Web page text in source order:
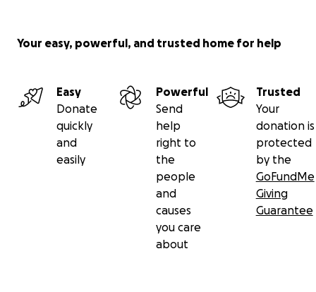
Your easy, powerful, and trusted home for help
Easy
Donate
quickly
and
easily
Powerful
Send
help
right to
the
people
and
causes
you care
about
Trusted
Your
donation is
protected
by the
GoFundMe
Giving
Guarantee